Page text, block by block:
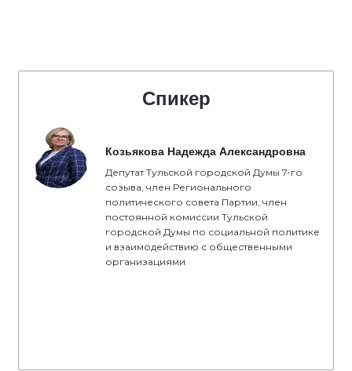
Спикер
Козьякова Надежда Александровна
Депутат Тульской городской Думы 7-го
созыва, член Регионального
политического совета Партии, член
постоянной комиссии Тульской
городской Думы по социальной политике
и взаимодействию с общественными
организациями